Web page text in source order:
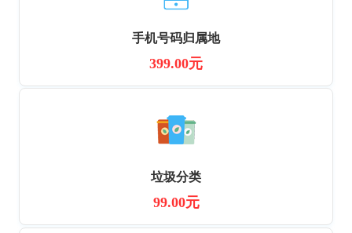
手机号码归属地
399.00元
垃圾分类
99.00元